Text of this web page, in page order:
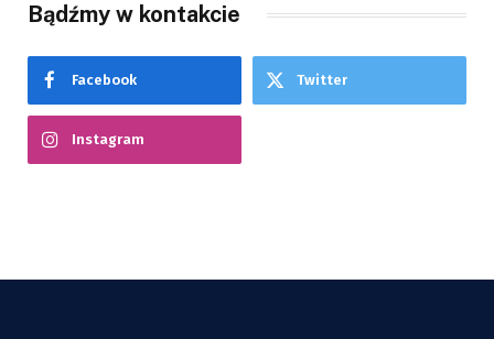
Bądźmy w kontakcie
Facebook Twitter
Instagram